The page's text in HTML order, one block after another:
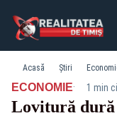
Acasă Știri
ECONOMIE· 1 min
Lovitură dură